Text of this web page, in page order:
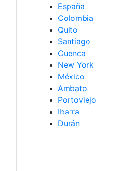
España
Colombia
Quito
Santiago
Cuenca
New York
México
Ambato
Portoviejo
Ibarra
Durán